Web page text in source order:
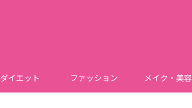
ダイエット ファッション メイク・美容